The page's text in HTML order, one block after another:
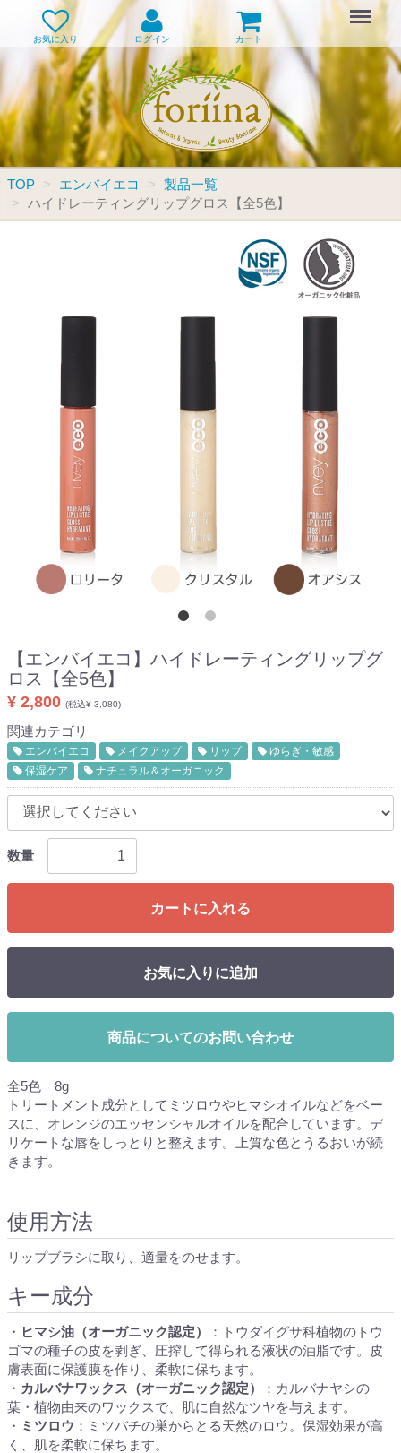
お気に入り ログイン カート
Menu
TOP エンバイエコ
製品一覧
ハイドレーティングリップグロス【全5色】
【エンバイエコ】 ハイドレーティングリップグ
ロス【全5色】
¥ 2,800 (税込¥ 3,080)
関連カテゴリ
エンバイエコ メイクアップ リップ
ゆらぎ・敏感
保湿ケア
ナチュラル＆オーガニック
数量
カートに入れる
お気に入りに追加
商品についてのお問い合わせ
全5色 8g
トリートメント成分としてミツロウやヒマシオイルなどをベー
スに、オレンジのエッセンシャルオイルを配合しています。デ
リケートな唇をしっとりと整えます。上質な色とうるおいが続
きます。
使用方法
リップブラシに取り、適量をのせます。
キー成分
・ ヒマシ油（オーガニック認定）
：トウダイグサ科植物のトウ
ゴマの種子の皮を剥ぎ、圧搾して得られる液状の油脂です。皮
膚表面に保護膜を作り、柔軟に保ちます。
・ カルバナワックス（オーガニック認定）
：カルバナヤシの
葉・植物由来のワックスで、肌に自然なツヤを与えます。
・ ミツロウ ：ミツバチの巣からとる天然のロウ。保湿効果が高
く、肌を柔軟に保ちます。